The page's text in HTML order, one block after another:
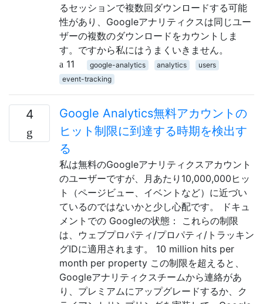
るセッションで複数回ダウンロードする可能
性があり、Googleアナリティクスは同じユー
ザーの複数のダウンロードをカウントしま
す。ですから私にはうまくいきません。
11
google-analytics analytics
users
event-tracking
4
Google Analytics無料アカウントの
ヒット制限に到達する時期を検出す
る
私は無料のGoogleアナリティクスアカウント
のユーザーですが、月あたり10,000,000ヒッ
ト（ページビュー、イベントなど）に近づい
ているのではないかと少し心配です。 ドキュ
メントでの Googleの状態： これらの制限
は、ウェブプロパティ/プロパティ/トラッキン
グIDに適用されます。 10 million hits per
month per property この制限を超えると、
Googleアナリティクスチームから連絡があ
り、プレミアムにアップグレードするか、ク